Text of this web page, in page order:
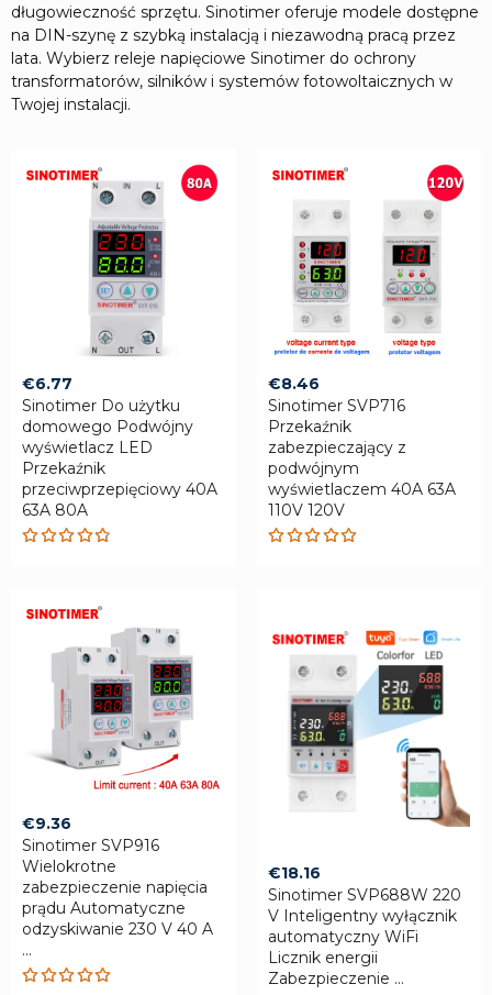
długowieczność sprzętu. Sinotimer oferuje modele dostępne
na DIN-szynę z szybką instalacją i niezawodną pracą przez
lata. Wybierz releje napięciowe Sinotimer do ochrony
transformatorów, silników i systemów fotowoltaicznych w
Twojej instalacji.
€6.77
Sinotimer Do użytku
domowego Podwójny
wyświetlacz LED
Przekaźnik
przeciwprzepięciowy 40A
63A 80A
€8.46
Sinotimer SVP716
Przekaźnik
zabezpieczający z
podwójnym
wyświetlaczem 40A 63A
110V 120V
€9.36
Sinotimer SVP916
Wielokrotne
zabezpieczenie napięcia
prądu Automatyczne
odzyskiwanie 230 V 40 A
...
€18.16
Sinotimer SVP688W 220
V Inteligentny wyłącznik
automatyczny WiFi
Licznik energii
Zabezpieczenie ...